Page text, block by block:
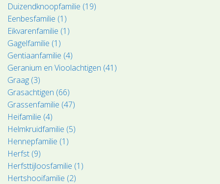
Duizendknoopfamilie (19)
Eenbesfamilie (1)
Eikvarenfamilie (1)
Gagelfamilie (1)
Gentiaanfamilie (4)
Geranium en Vioolachtigen (41)
Graag (3)
Grasachtigen (66)
Grassenfamilie (47)
Heifamilie (4)
Helmkruidfamilie (5)
Hennepfamilie (1)
Herfst (9)
Herfsttijloosfamilie (1)
Hertshooifamilie (2)